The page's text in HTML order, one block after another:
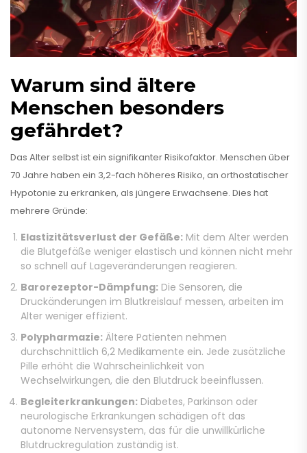
Warum sind ältere
Menschen besonders
gefährdet?
Das Alter selbst ist ein signifikanter Risikofaktor. Menschen über
70 Jahre haben ein 3,2-fach höheres Risiko, an orthostatischer
Hypotonie zu erkranken, als jüngere Erwachsene. Dies hat
mehrere Gründe:
Elastizitätsverlust der Gefäße: Mit dem Alter werden
die Blutgefäße weniger elastisch und können nicht mehr
so schnell auf Lageveränderungen reagieren.
Barorezeptor-Dämpfung: Die Sensoren, die
Druckänderungen im Blutkreislauf messen, arbeiten im
Alter weniger effizient.
Polypharmazie: Ältere Patienten nehmen
durchschnittlich 6,2 Medikamente ein. Jede zusätzliche
Pille erhöht die Wahrscheinlichkeit von
Wechselwirkungen, die den Blutdruck beeinflussen.
Begleiterkrankungen: Diabetes, Parkinson oder
neurologische Erkrankungen schädigen oft das
autonome Nervensystem, das für die unwillkürliche
Blutdruckregulation zuständig ist.